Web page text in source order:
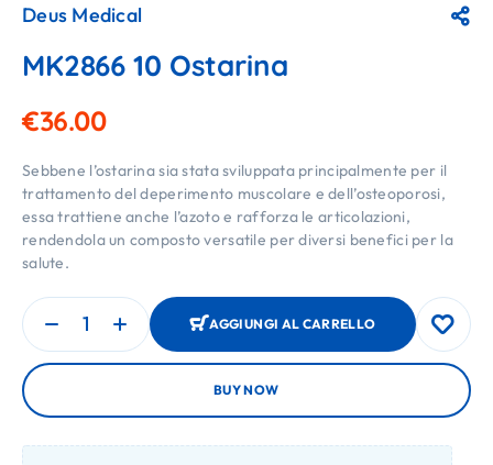
Deus Medical
MK2866 10 Ostarina
€36.00
Sebbene l’ostarina sia stata sviluppata principalmente per il
trattamento del deperimento muscolare e dell’osteoporosi,
essa trattiene anche l’azoto e rafforza le articolazioni,
rendendola un composto versatile per diversi benefici per la
salute.
AGGIUNGI AL CARRELLO
BUY NOW